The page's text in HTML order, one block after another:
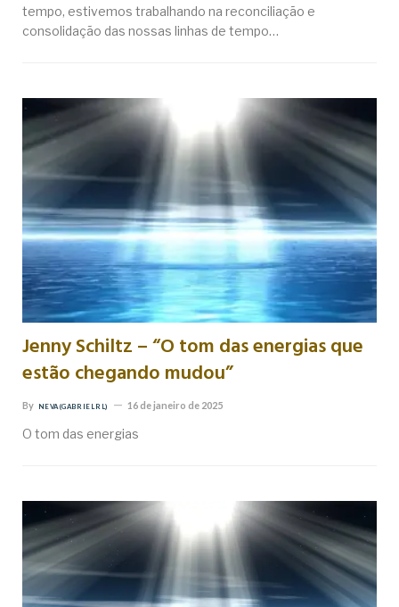
tempo, estivemos trabalhando na reconciliação e
consolidação das nossas linhas de tempo…
Jenny Schiltz – “O tom das energias que
estão chegando mudou”
By NEVA (GABRIEL RL) 16 de janeiro de 2025
O tom das energias